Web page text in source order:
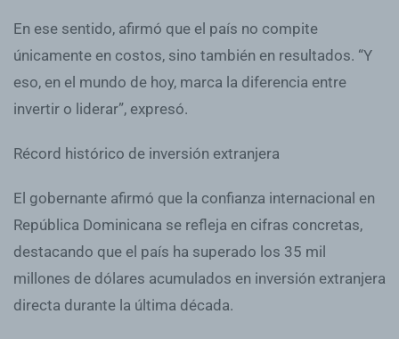
En ese sentido, afirmó que el país no compite
únicamente en costos, sino también en resultados. “Y
eso, en el mundo de hoy, marca la diferencia entre
invertir o liderar”, expresó.
Récord histórico de inversión extranjera
El gobernante afirmó que la confianza internacional en
República Dominicana se refleja en cifras concretas,
destacando que el país ha superado los 35 mil
millones de dólares acumulados en inversión extranjera
directa durante la última década.